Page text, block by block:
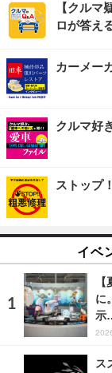
【クル
ロが答え
カーメー
クルマ好
ストップ
イベ
に
示
ス